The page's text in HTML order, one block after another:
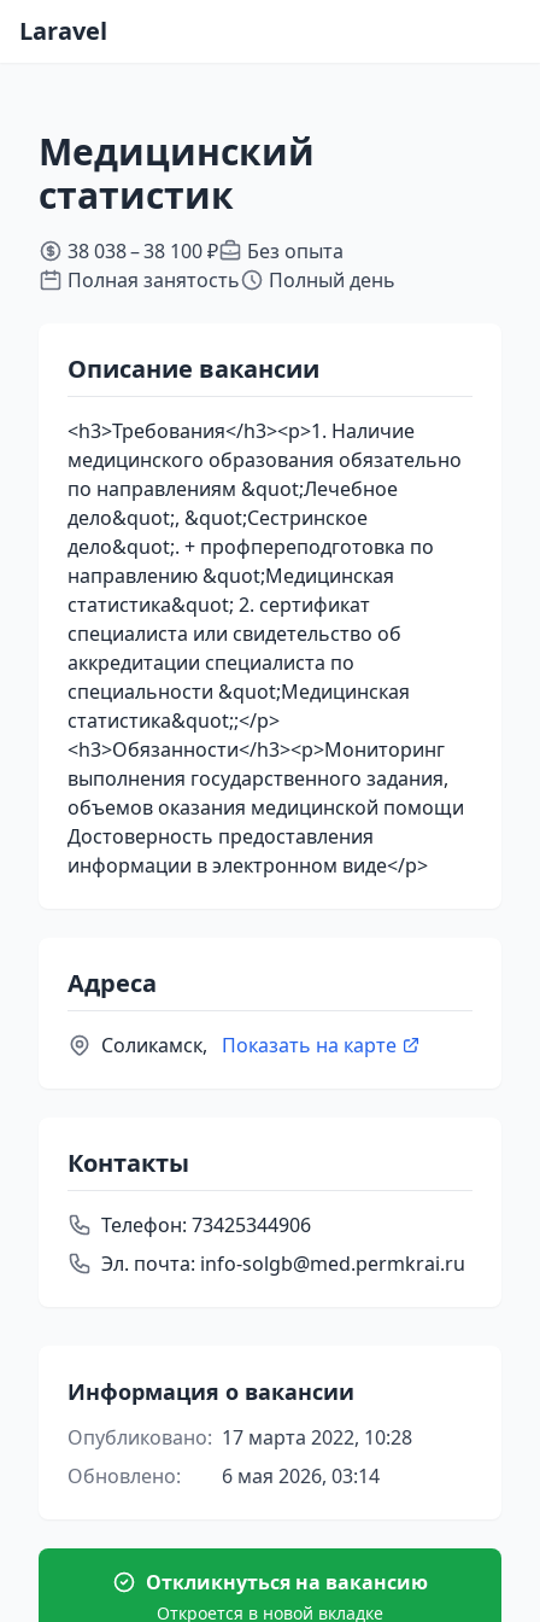
Laravel
Медицинский
статистик
38 038 – 38 100 ₽
Без опыта
Полная занятость
Полный день
Описание вакансии
<h3>Требования</h3><p>1. Наличие
медицинского образования обязательно
по направлениям &quot;Лечебное
дело&quot;, &quot;Сестринское
дело&quot;. + профпереподготовка по
направлению &quot;Медицинская
статистика&quot; 2. сертификат
специалиста или свидетельство об
аккредитации специалиста по
специальности &quot;Медицинская
статистика&quot;;</p>
<h3>Обязанности</h3><p>Мониторинг
выполнения государственного задания,
объемов оказания медицинской помощи
Достоверность предоставления
информации в электронном виде</p>
Адреса
Соликамск, Показать на карте
Контакты
Телефон: 73425344906
Эл. почта: info-solgb@med.permkrai.ru
Информация о вакансии
Опубликовано: 17 марта 2022, 10:28
Обновлено:
6 мая 2026, 03:14
Откликнуться на вакансию
Откроется в новой вкладке